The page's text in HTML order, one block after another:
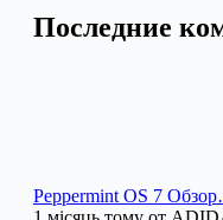
Последние
Peppermint OS 7